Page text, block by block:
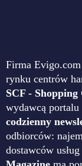
Firma
rynku centrów
SCF -
wydawcą
codzienny
odbiorców:
dostawców